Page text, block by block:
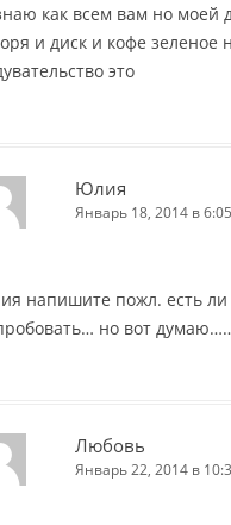
как всем вам но моей
и диск и кофе зеленое
это
Юлия
Январь 18, 2014 в
напишите пожл. есть ли
но вот
Любовь
Январь 22, 2014 в